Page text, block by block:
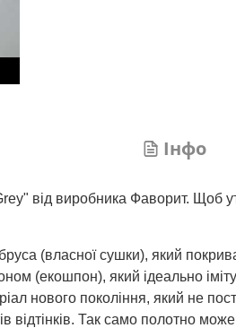
Інфо
від виробника Фаворит. Щоб
(власної сушки), який
(екошпон), який ідеально
нового покоління, який не
відтінків. Так само полотно